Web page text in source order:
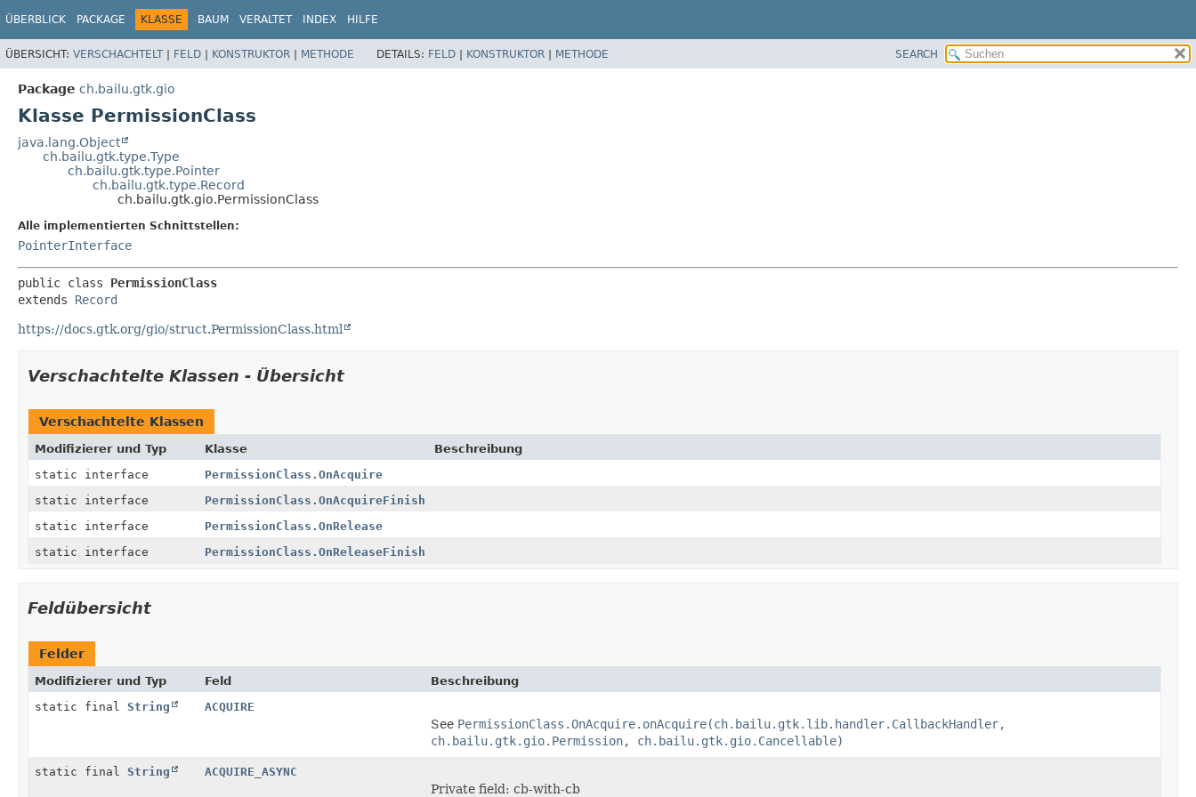
ÜBERBLICK PACKAGE KLASSE BAUM VERALTET INDEX HILFE
ÜBERSICHT: VERSCHACHTELT| FELD | KONSTRUKTOR | METHODE DETAILS: FELD | KONSTRUKTOR | METHODE SEARCH
Package ch.bailu.gtk.gio
Klasse PermissionClass
java.lang.Object
ch.bailu.gtk.type.Type
ch.bailu.gtk.type.Pointer
ch.bailu.gtk.type.Record
ch.bailu.gtk.gio.PermissionClass
Alle implementierten Schnittstellen:
PointerInterface
public class PermissionClass
extends Record
https://docs.gtk.org/gio/struct.PermissionClass.html
Verschachtelte Klassen - Übersicht
Verschachtelte Klassen
Modifizierer und Typ Klasse
Beschreibung
static interface
PermissionClass.OnAcquire
static interface
PermissionClass.OnAcquireFinish
static interface
PermissionClass.OnRelease
static interface
PermissionClass.OnReleaseFinish
Feldübersicht
Felder
Modifizierer und Typ Feld
Beschreibung
static final String ACQUIRE
See PermissionClass.OnAcquire.onAcquire(ch.bailu.gtk.lib.handler.CallbackHandler,
ch.bailu.gtk.gio.Permission, ch.bailu.gtk.gio.Cancellable)
static final String ACQUIRE_ASYNC
Private field: cb-with-cb